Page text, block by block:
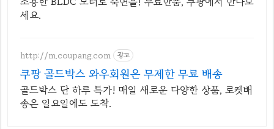
세요.
http://m.coupang.com 광고
쿠팡 골드박스 와우회원은 무제한 무료 배송
골드박스 단 하루 특가! 매일 새로운 다양한 상품, 로켓배
송은 일요일에도 도착.